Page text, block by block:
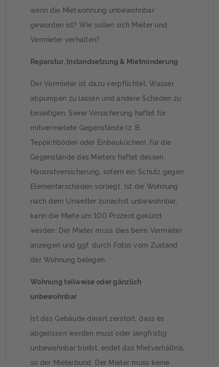
wenn die Mietwohnung unbewohnbar
geworden ist? Wie sollen sich Mieter und
Vermieter verhalten?
Reparatur, Instandsetzung & Mietminderung
Der Vermieter ist dazu verpflichtet, Wasser
abpumpen zu lassen und andere Schäden zu
beseitigen. Seine Versicherung haftet für
mitvermietete Gegenstände (z. B.
Teppichböden oder Einbauküchen), für die
Gegenstände des Mieters haftet dessen
Hausratversicherung, sofern ein Schutz gegen
Elementarschäden vorliegt. Ist die Wohnung
nach dem Unwetter zunächst unbewohnbar,
kann die Miete um 100 Prozent gekürzt
werden. Der Mieter muss dies beim Vermieter
anzeigen und ggf. durch Fotos vom Zustand
der Wohnung belegen.
Wohnung teilweise oder gänzlich
unbewohnbar
Ist das Gebäude derart zerstört, dass es
abgerissen werden muss oder langfristig
unbewohnbar bleibt, endet das Mietverhältnis,
so der Mieterbund. Der Mieter muss keine